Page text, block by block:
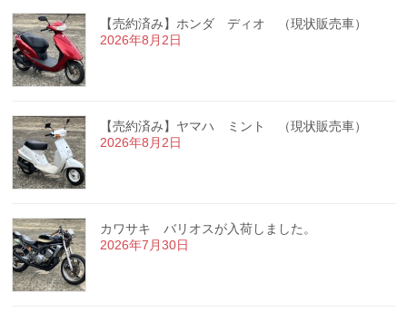
【売約済み】ホンダ ディオ （現状販売車）
2026年8月2日
【売約済み】ヤマハ ミント （現状販売車）
2026年8月2日
カワサキ バリオスが入荷しました。
2026年7月30日